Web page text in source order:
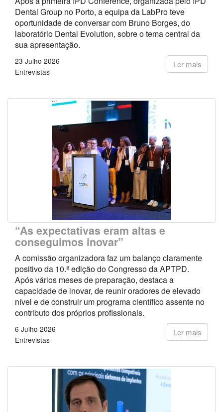
Dental Group no Porto, a equipa da LabPro teve
oportunidade de conversar com Bruno Borges, do
laboratório Dental Evolution, sobre o tema central da
sua apresentação.
Ler mais
23 Julho 2026
Entrevistas
“As expectativas eram altas e
conseguimos inovar”
A comissão organizadora faz um balanço claramente
positivo da 10.ª edição do Congresso da APTPD.
Após vários meses de preparação, destaca a
capacidade de inovar, de reunir oradores de elevado
nível e de construir um programa científico assente no
contributo dos próprios profissionais.
Ler mais
6 Julho 2026
Entrevistas